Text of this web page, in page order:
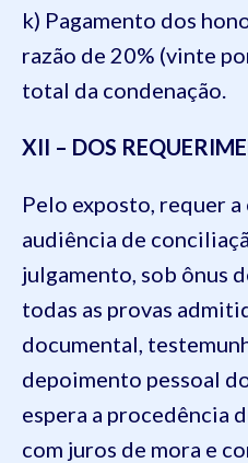
k) Pagamento dos
razão de 20% (vinte
total da condenação.
XII – DOS
Pelo exposto, requer
audiência de
julgamento, sob ônus
todas as provas
documental,
depoimento pessoal
espera a procedência
com juros de mora e